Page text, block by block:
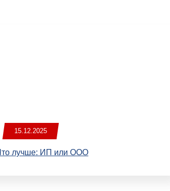
15.12.2025
лучше: ИП или ООО